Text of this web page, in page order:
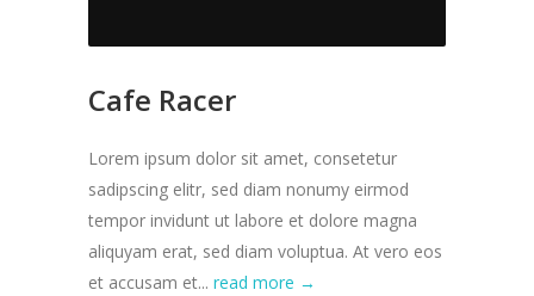
Cafe Racer
Lorem ipsum dolor sit amet, consetetur
sadipscing elitr, sed diam nonumy eirmod
tempor invidunt ut labore et dolore magna
aliquyam erat, sed diam voluptua. At vero eos
et accusam et... read more →